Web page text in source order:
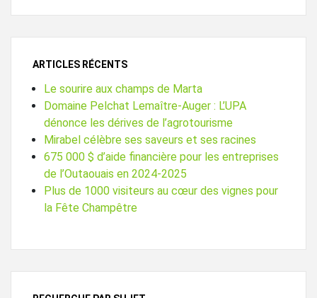
ARTICLES RÉCENTS
Le sourire aux champs de Marta
Domaine Pelchat Lemaître-Auger : L’UPA
dénonce les dérives de l’agrotourisme
Mirabel célèbre ses saveurs et ses racines
675 000 $ d’aide financière pour les entreprises
de l’Outaouais en 2024-2025
Plus de 1000 visiteurs au cœur des vignes pour
la Fête Champêtre